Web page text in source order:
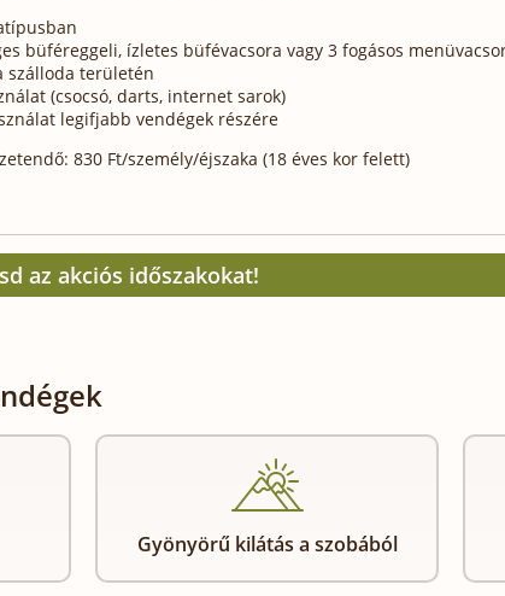
büféreggeli, ízletes büfévacsora vagy 3 fogásos
szálloda területén
(csocsó, darts, internet sarok)
legifjabb vendégek részére
830 Ft/személy/éjszaka (18 éves kor felett)
az akciós időszakokat!
Gyönyörű kilátás a szobából